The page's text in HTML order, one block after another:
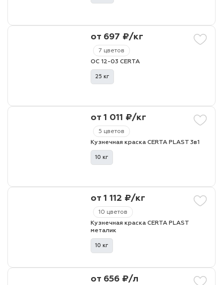
7 цветов
от 697 ₽/кг
ОС 12-03 CERTA
25 кг
5 цветов
от 1 011 ₽/кг
Кузнечная краска CERTA PLAST 3в1
10 кг
10 цветов
от 1 112 ₽/кг
Кузнечная краска CERTA PLAST
металик
10 кг
от 656 ₽/л